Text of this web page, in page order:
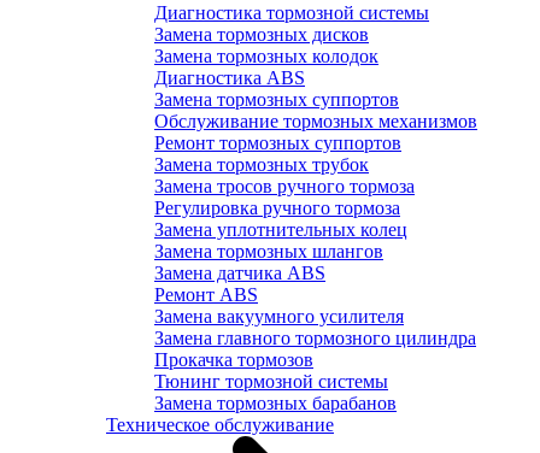
Диагностика тормозной системы
Замена тормозных дисков
Замена тормозных колодок
Диагностика ABS
Замена тормозных суппортов
Обслуживание тормозных механизмов
Ремонт тормозных суппортов
Замена тормозных трубок
Замена тросов ручного тормоза
Регулировка ручного тормоза
Замена уплотнительных колец
Замена тормозных шлангов
Замена датчика ABS
Ремонт ABS
Замена вакуумного усилителя
Замена главного тормозного цилиндра
Прокачка тормозов
Тюнинг тормозной системы
Замена тормозных барабанов
Техническое обслуживание